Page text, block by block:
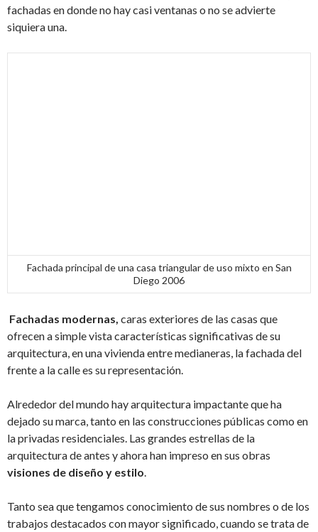
fachadas en donde no hay casi ventanas o no se advierte
siquiera una.
Fachada principal de una casa triangular de uso mixto en San
Diego 2006
Fachadas modernas, caras exteriores de las casas que
ofrecen a simple vista características significativas de su
arquitectura, en una vivienda entre medianeras, la fachada del
frente a la calle es su representación.
Alrededor del mundo hay arquitectura impactante que ha
dejado su marca, tanto en las construcciones públicas como en
la privadas residenciales. Las grandes estrellas de la
arquitectura de antes y ahora han impreso en sus obras
visiones de diseño y estilo
Tanto sea que tengamos conocimiento de sus nombres o de los
trabajos destacados con mayor significado, cuando se trata de